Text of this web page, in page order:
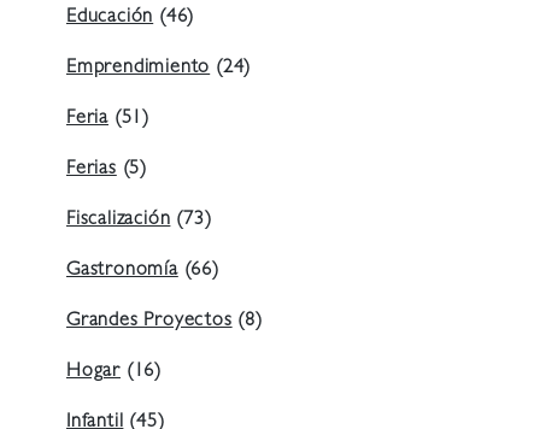
Educación (46)
Emprendimiento (24)
Feria (51)
Ferias (5)
Fiscalización (73)
Gastronomía(66)
Grandes Proyectos (8)
Hogar (16)
Infantil (45)